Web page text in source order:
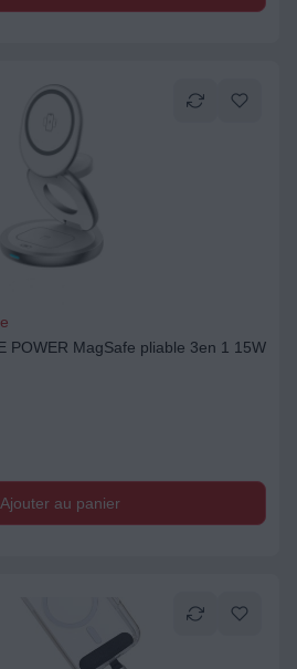
POWER MagSafe pliable 3en 1 15W
au panier